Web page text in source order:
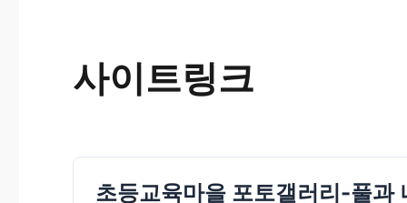
사이트링크
초등교육마을 포토갤러리-풀과